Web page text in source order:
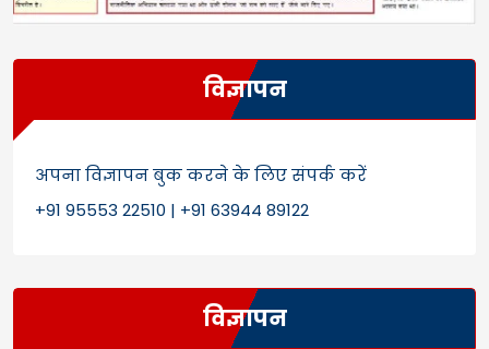
विज्ञापन
अपना विज्ञापन बुक करने के लिए संपर्क करें
+91 95553 22510 | +91 63944 89122
विज्ञापन